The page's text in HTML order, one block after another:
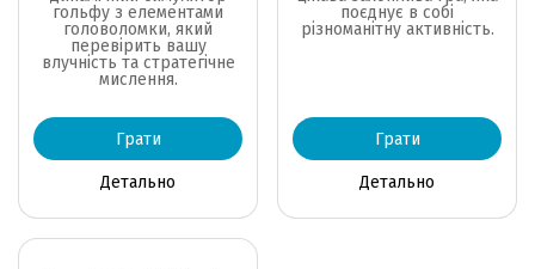
гольфу з елементами
головоломки, який
перевірить вашу
влучність та стратегічне
мислення.
Детально
Грати
поєднує в собі
різноманітну активність.
Детально
Грати